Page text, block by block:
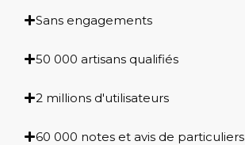
Sans engagements
50 000 artisans qualifiés
2 millions d'utilisateurs
60 000 notes et avis de particuliers